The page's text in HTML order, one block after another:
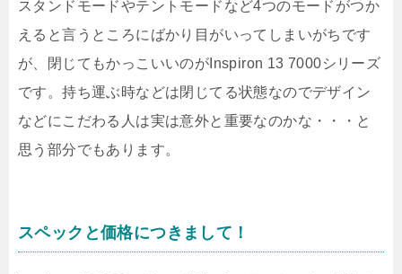
スタンドモードやテントモードなど4つのモードがつか
えると言うところにばかり目がいってしまいがちです
が、閉じてもかっこいいのがInspiron 13 7000シリーズ
です。持ち運ぶ時などは閉じてる状態なのでデザイン
などにこだわる人は実は意外と重要なのかな・・・と
思う部分でもあります。
スペックと価格につきまして！